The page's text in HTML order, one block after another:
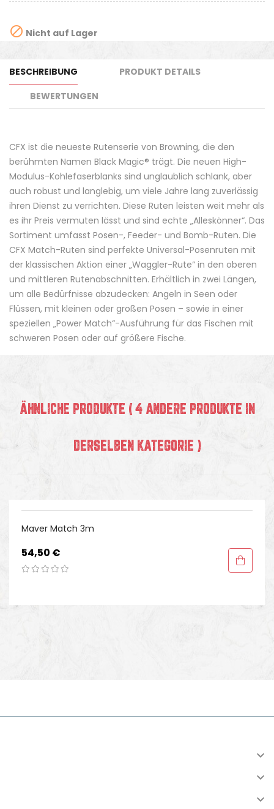
 Nicht auf Lager
BESCHREIBUNG
PRODUKT DETAILS
BEWERTUNGEN
CFX ist die neueste Rutenserie von Browning, die den
berühmten Namen Black Magic® trägt. Die neuen High-
Modulus-Kohlefaserblanks sind unglaublich schlank, aber
auch robust und langlebig, um viele Jahre lang zuverlässig
ihren Dienst zu verrichten. Diese Ruten leisten weit mehr als
es ihr Preis vermuten lässt und sind echte „Alleskönner“. Das
Sortiment umfasst Posen-, Feeder- und Bomb-Ruten. Die
CFX Match-Ruten sind perfekte Universal-Posenruten mit
der klassischen Aktion einer „Waggler-Rute“ in den oberen
und mittleren Rutenabschnitten. Erhältlich in zwei Längen,
um alle Bedürfnisse abzudecken: Angeln in Seen oder
Flüssen, mit kleinen oder großen Posen – sowie in einer
speziellen „Power Match“-Ausführung für das Fischen mit
schweren Posen oder auf größere Fische.
ÄHNLICHE PRODUKTE ( 4 ANDERE PRODUKTE IN
DERSELBEN KATEGORIE )
Maver Match 3m
Preis
54,50 €


